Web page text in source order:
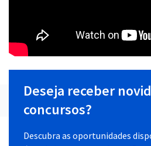
Deseja receber
concursos?
Descubra as oportunidades